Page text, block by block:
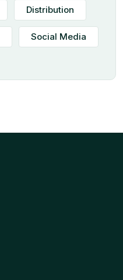
Distribution
Social Media